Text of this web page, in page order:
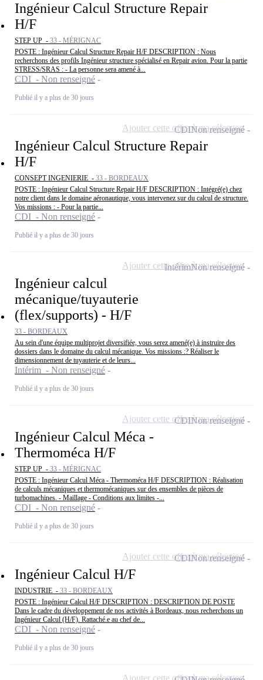
Ingénieur Calcul Structure Repair
H/F
STEP UP - 33 - MÉRIGNAC
POSTE : Ingénieur Calcul Structure Repair H/F DESCRIPTION : Nous
recherchons des profils Ingénieur structure spécialisé en Repair avion. Pour la partie
STRESS/SRAS : - La personne sera amené à...
CDI - Non renseigné
Publié il y a plus de 30 jours
Ingénieur Calcul Structure Repair
H/F
CONSEPT INGENIERIE - 33 - BORDEAUX
POSTE : Ingénieur Calcul Structure Repair H/F DESCRIPTION : Intégré(e) chez
notre client dans le domaine aéronautique, vous intervenez sur du calcul de structure.
Vos missions : - Pour la partie...
CDI - Non renseigné
Publié il y a plus de 30 jours
CDINon renseigné
Ajouter cette offre à ma sélection
Ingénieur calcul
mécanique/tuyauterie
(flex/supports) - H/F
33 - BORDEAUX
Au sein d'une équipe multiprojet diversifiée, vous serez amené(e) à instruire des
dossiers dans le domaine du calcul mécanique. Vos missions :? Réaliser le
dimensionnement de tuyauterie et de leurs...
Intérim - Non renseigné
Publié il y a plus de 30 jours
IntérimNon renseigné
Ajouter cette offre à ma sélection
Ingénieur Calcul Méca -
Thermoméca H/F
STEP UP - 33 - MÉRIGNAC
POSTE : Ingénieur Calcul Méca - Thermoméca H/F DESCRIPTION : Réalisation
de calculs mécaniques et thermomécaniques sur des ensembles de pièces de
turbomachines. - Maillage - Conditions aux limites -...
CDI - Non renseigné
Publié il y a plus de 30 jours
CDINon renseigné
Ajouter cette offre à ma sélection
Ingénieur Calcul H/F
INDUSTRIE - 33 - BORDEAUX
POSTE : Ingénieur Calcul H/F DESCRIPTION : DESCRIPTION DE POSTE
Dans le cadre du développement de nos activités à Bordeaux, nous recherchons un
Ingénieur Calcul (H/F). Rattaché.e au chef de...
CDI - Non renseigné
Publié il y a plus de 30 jours
CDINon renseigné
Ajouter cette offre à ma sélection